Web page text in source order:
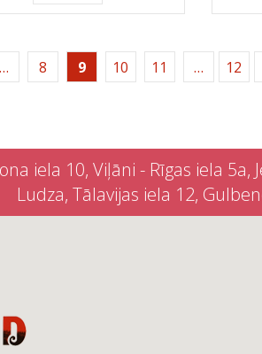
8 9 10 11 … 12
iela 10, Viļāni - Rīgas iela 5a,
Ludza, Tālavijas iela 12,